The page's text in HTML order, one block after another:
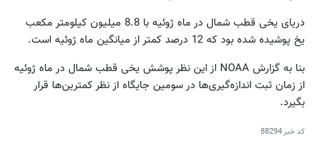
دریای یخی قطب شمال در ماه ژوئیه با 8.8 میلیون کیلومتر مکعب
یخ پوشیده شده بود که 12 درصد کمتر از میانگین ماه ژوئیه است.
بنا به گزارش NOAA از این نظر پوشش یخی قطب شمال در ماه ژوئیه
از زمان ثبت اندازه‌گیری‌ها در سومین جایگاه از نظر کمترین‌ها قرار
بگیرد.
کد خبر88294